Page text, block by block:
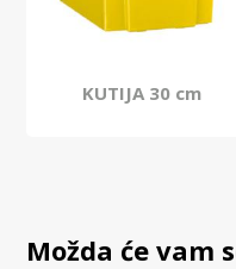
KUTIJA 30 cm
Možda će vam